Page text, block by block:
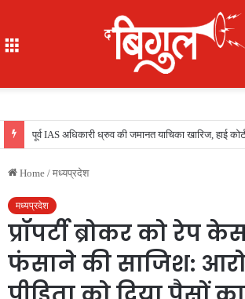
Home / मध्यप्रदेश
मध्यप्रदेश
प्रॉपर्टी ब्रोकर को रेप
फंसाने की साजिश: